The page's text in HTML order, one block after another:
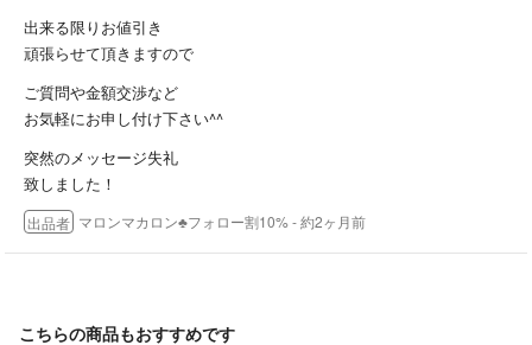
コメントのやり取りの最中でも、先にご購入いただいた方を優先いたし
ます。ご了承ください。
※トラブル回避のためお取り置きは致しておりません。ご了承くださ
い。
※購入後2日間ご入金いただけなかった場合は取引キャンセルさせてい
ただいております。ご了承下さい。
出来る限りお値引き
頑張らせて頂きますので
ご質問や金額交渉など
お気軽にお申し付け下さい^^
突然のメッセージ失礼
致しました！
出品者 マロンマカロン♣フォロー割10%- 約2ヶ月前
こちらの商品もおすすめです